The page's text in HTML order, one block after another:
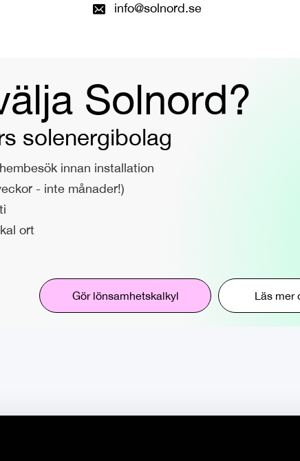
info@solnord.se
Solnord?
solenergibolag
innan installation
- inte månader!)
ort
Gör lönsamhetskalkyl Läs mer